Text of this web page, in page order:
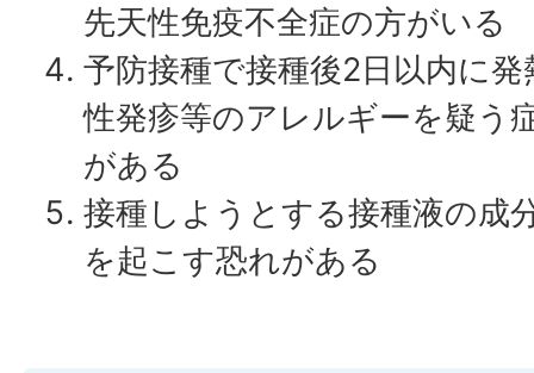
先天性免疫不全症の方がいる
予防接種で接種後2日以内に
性発疹等のアレルギーを疑う
がある
接種しようとする接種液の成
を起こす恐れがある